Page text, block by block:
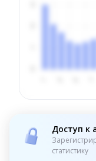
Доступ к
статистику